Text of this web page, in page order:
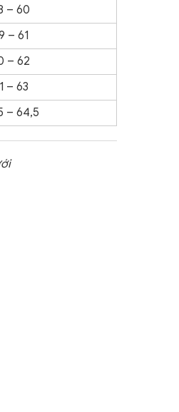
– 60
– 61
– 62
– 63
– 64,5